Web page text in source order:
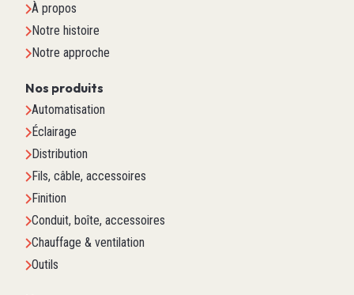
À propos
Notre histoire
Notre approche
Nos produits
Automatisation
Éclairage
Distribution
Fils, câble, accessoires
Finition
Conduit, boîte, accessoires
Chauffage & ventilation
Outils